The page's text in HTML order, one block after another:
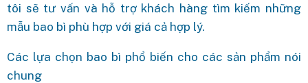
tôi sẽ tư vấn và hỗ trợ khách hàng tìm kiếm những
mẫu bao bì phù hợp với giá cả hợp lý.
Các lựa chọn bao bì phổ biến cho các sản phẩm nói
chung